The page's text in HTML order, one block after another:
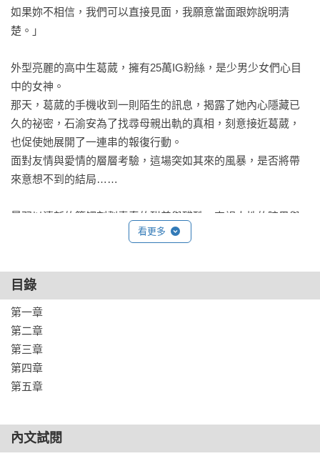
如果妳不相信，我們可以直接見面，我願意當面跟妳說明清
楚。」
外型亮麗的高中生葛葳，擁有25萬IG粉絲，是少男少女們心目
中的女神。
那天，葛葳的手機收到一則陌生的訊息，揭露了她內心隱藏已
久的祕密，石渝安為了找尋母親出軌的真相，刻意接近葛葳，
也促使她展開了一連串的報復行動。
面對友情與愛情的層層考驗，這場突如其來的風暴，是否將帶
來意想不到的結局……
晨羽以清新的筆觸刻劃青春的甜美與殘酷、直視人性的暗黑與
脆弱，譜寫出這部撼動人心的篇章。
看更多
目錄
第一章
第二章
第三章
第四章
第五章
內文試閱